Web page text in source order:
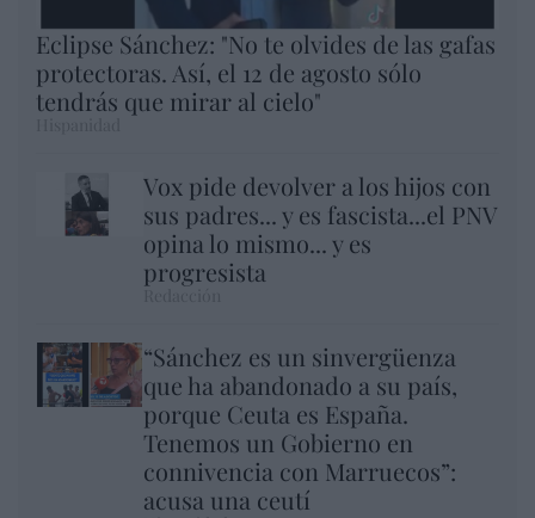
Eclipse Sánchez: "No te olvides de las gafas
protectoras. Así, el 12 de agosto sólo
tendrás que mirar al cielo"
Vox pide devolver a los hijos con
sus padres... y es fascista...el PNV
opina lo mismo... y es
progresista
“Sánchez es un sinvergüenza
que ha abandonado a su país,
porque Ceuta es España.
Tenemos un Gobierno en
connivencia con Marruecos”:
acusa una ceutí